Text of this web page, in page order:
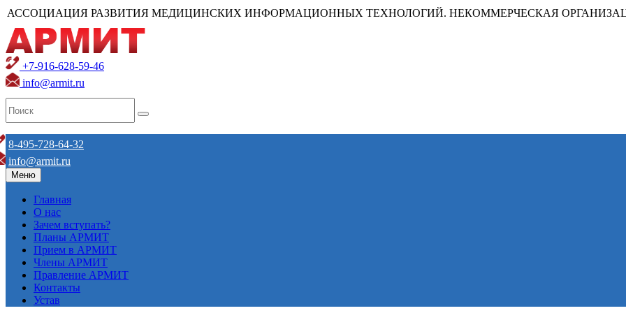
АССОЦИАЦИЯ РАЗВИТИЯ МЕДИЦИНСКИХ ИНФОРМАЦИОННЫХ ТЕХНОЛОГИЙ. НЕКОММЕРЧЕСКАЯ
+7-916-628-59-46
info@armit.ru
8-495-728-64-32
info@armit.ru
Меню
Главная
О нас
Зачем вступать?
Планы АРМИТ
Прием в АРМИТ
Члены АРМИТ
Правление АРМИТ
Контакты
Устав